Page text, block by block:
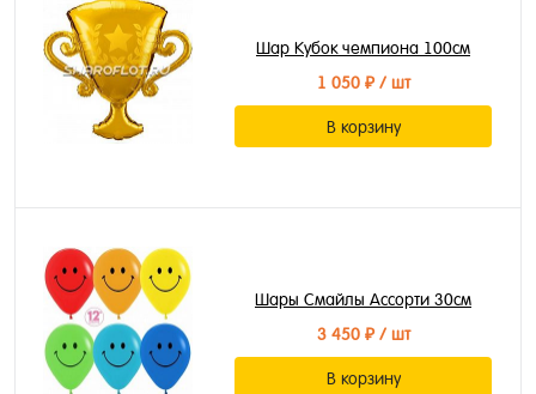
Шар Кубок чемпиона 100см
1 050 ₽/ шт
В корзину
Шары Смайлы Ассорти 30см
3 450 ₽/ шт
В корзину